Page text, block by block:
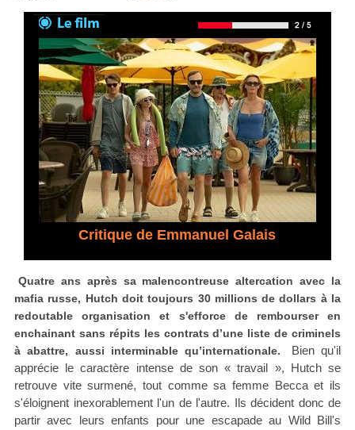
Critique de Emmanuel Galais
Quatre ans après sa malencontreuse altercation avec la
mafia russe, Hutch doit toujours 30 millions de dollars à la
redoutable organisation et s'efforce de rembourser en
enchainant sans répits les contrats d’une liste de criminels
à abattre, aussi interminable qu’internationale.
Bien qu'il
apprécie le caractère intense de son « travail », Hutch se
retrouve vite surmené, tout comme sa femme Becca et ils
s'éloignent inexorablement l'un de l'autre. Ils décident donc de
partir avec leurs enfants pour une escapade au Wild Bill's